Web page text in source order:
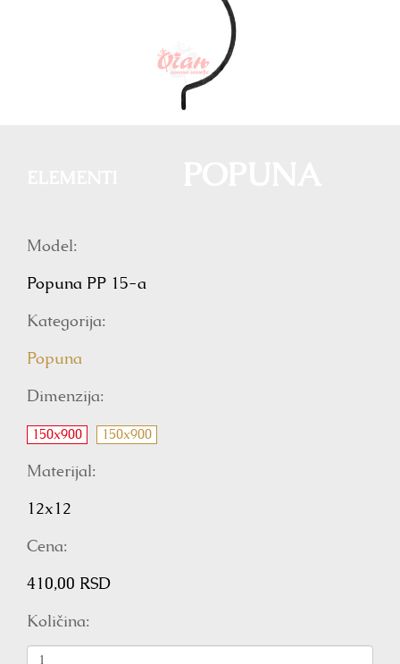
Model:
Popuna PP 15-a
Kategorija:
Popuna
Dimenzija:
150x900 150x900
Materijal:
12x12
Cena:
410,00 RSD
Količina: